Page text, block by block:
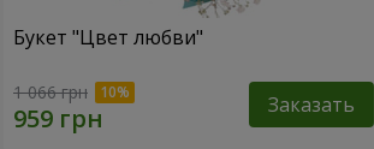
Букет "Цвет любви"
1 066 грн Заказать